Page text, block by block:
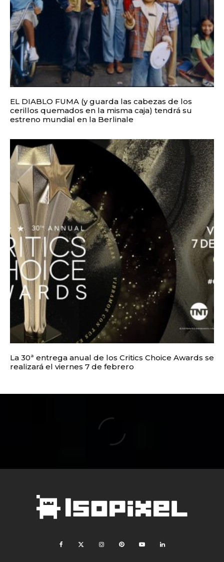
EL DIABLO FUMA (y guarda las cabezas de los
cerillos quemados en la misma caja) tendrá su
estreno mundial en la Berlinale
La 30ª entrega anual de los Critics Choice Awards se
realizará el viernes 7 de febrero